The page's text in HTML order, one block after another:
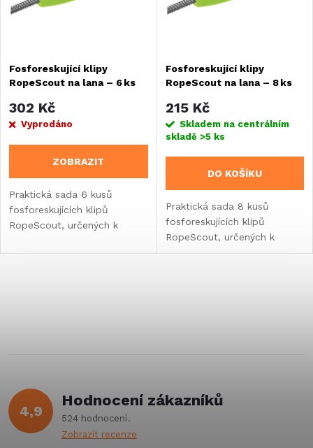
n
p
r
o
d
u
k
s
p
r
d
u
Fosforeskující klipy
RopeScout na lana – 6 ks
302 Kč
Vyprodáno
ZOBRAZIT
Praktická sada 6 kusů
fosforeskujících klipů
RopeScout, určených k
lana o průměru 4-5 mm.
Fosforeskující klipy
RopeScout na lana – 8 ks
215 Kč
Skladem na centrálním
skladě >5 ks
DO KOŠÍKU
Praktická sada 8 kusů
fosforeskujících klipů
RopeScout, určených k
jednoduchému připnutí na
l
d
a
4,9
Hodnocení zákazníků
524 hodnocení
Zobrazit recenze